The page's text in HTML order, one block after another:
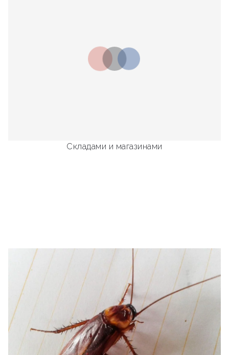
Складами и магазинами